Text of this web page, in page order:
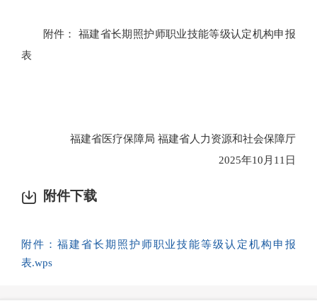
附件： 福建省长期照护师职业技能等级认定机构申报
表
福建省医疗保障局 福建省人力资源和社会保障厅
2025年10月11日
附件下载
附件：福建省长期照护师职业技能等级认定机构申报
表.wps